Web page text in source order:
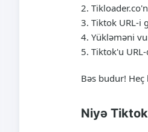
Tiktok URL-i
Yükləməni
Tiktok'u URL-
Bəs budur!
Niyə